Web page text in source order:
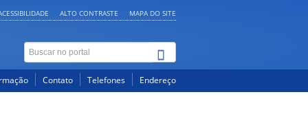
ALTO CONTRASTE MAPA DO SITE
Contato Telefones Endereço